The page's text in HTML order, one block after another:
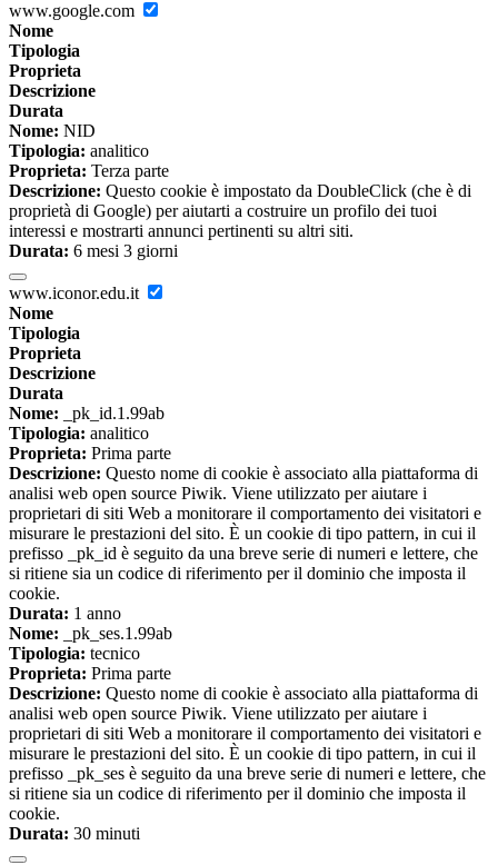
www.google.com
Nome
Tipologia
Proprieta
Descrizione
Durata
Nome: NID
Tipologia: analitico
Proprieta: Terza parte
Descrizione: Questo cookie è impostato da DoubleClick (che è di
proprietà di Google) per aiutarti a costruire un profilo dei tuoi
interessi e mostrarti annunci pertinenti su altri siti.
Durata: 6 mesi 3 giorni
www.iconor.edu.it
Nome
Tipologia
Proprieta
Descrizione
Durata
Nome: _pk_id.1.99ab
Tipologia: analitico
Proprieta: Prima parte
Descrizione: Questo nome di cookie è associato alla piattaforma di
analisi web open source Piwik. Viene utilizzato per aiutare i
proprietari di siti Web a monitorare il comportamento dei visitatori e
misurare le prestazioni del sito. È un cookie di tipo pattern, in cui il
prefisso _pk_id è seguito da una breve serie di numeri e lettere, che
si ritiene sia un codice di riferimento per il dominio che imposta il
cookie.
Durata: 1 anno
Nome: _pk_ses.1.99ab
Tipologia: tecnico
Proprieta: Prima parte
Descrizione: Questo nome di cookie è associato alla piattaforma di
analisi web open source Piwik. Viene utilizzato per aiutare i
proprietari di siti Web a monitorare il comportamento dei visitatori e
misurare le prestazioni del sito. È un cookie di tipo pattern, in cui il
prefisso _pk_ses è seguito da una breve serie di numeri e lettere, che
si ritiene sia un codice di riferimento per il dominio che imposta il
cookie.
Durata: 30 minuti